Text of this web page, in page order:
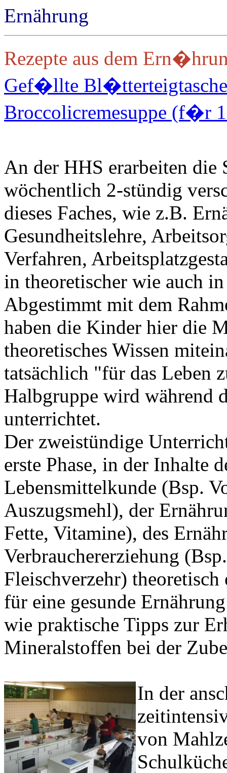
Ernährung
Rezepte aus dem
Gef�llte
Broccolicremesuppe (f�r
An der HHS erarbeiten die
wöchentlich 2-stündig
dieses Faches, wie z.B.
Gesundheitslehre,
Verfahren,
in theoretischer wie auch
Abgestimmt mit dem
haben die Kinder hier die
theoretisches Wissen
tatsächlich "für das Leben
Halbgruppe wird während
unterrichtet.
Der zweistündige
erste Phase, in der Inhalte
Lebensmittelkunde (Bsp.
Auszugsmehl), der
Fette, Vitamine), des
Verbrauchererziehung
Fleischverzehr)
für eine gesunde
wie praktische Tipps zur
Mineralstoffen bei der
In der
von